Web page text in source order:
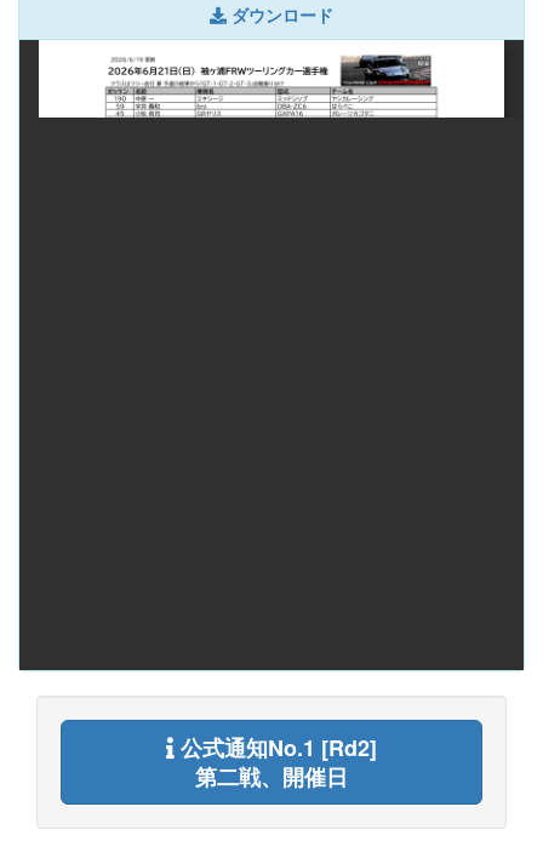
ダウンロード
公式通知No.1 [Rd2]
第二戦、開催日